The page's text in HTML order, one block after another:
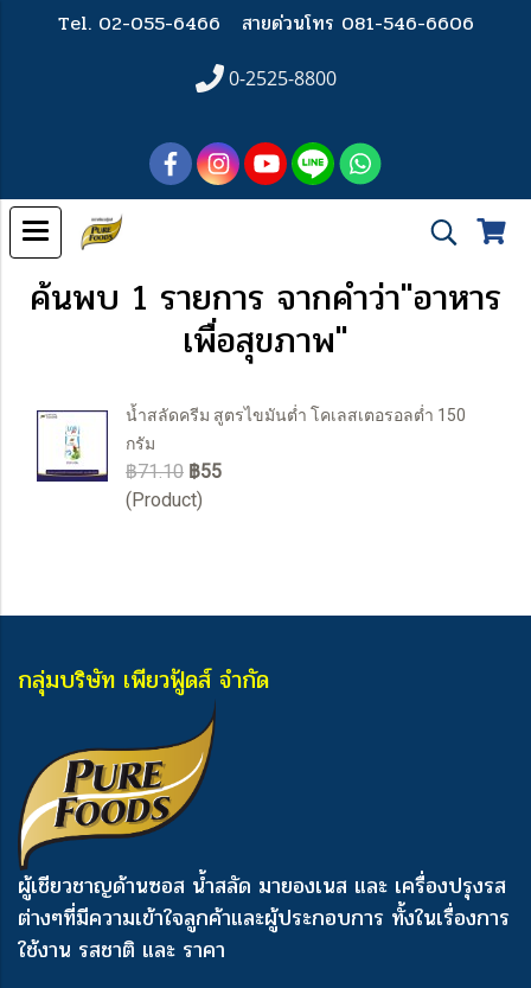
Tel. 02-055-6466 สายด่วนโทร 081-546-6606
0-2525-8800
ค้นพบ 1 รายการ จากคำว่า"อาหาร
เพื่อสุขภาพ"
น้ำสลัดครีม สูตรไขมันต่ำ โคเลสเตอรอลต่ำ 150
กรัม
฿71.10 ฿55
(Product)
กลุ่มบริษัท เพียวฟู้ดส์ จำกัด
ผู้เชียวชาญด้านซอส น้ำสลัด มายองเนส และ เครื่องปรุงรส
ต่างๆที่มีความเข้าใจลูกค้าและผู้ประกอบการ ทั้งในเรื่องการ
ใช้งาน รสชาติ และ ราคา